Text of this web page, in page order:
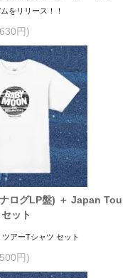
をリリース！！
円)
ログLP盤) ＋ Japan Tou
ット
アーTシャツ セット
円)